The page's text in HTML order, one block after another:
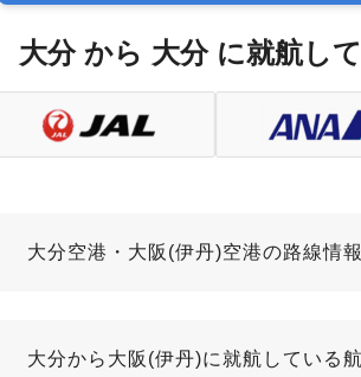
大分 から 大分 に就航し
大分空港・大阪(伊丹)空港の路線情報
大分から大阪(伊丹)に就航している